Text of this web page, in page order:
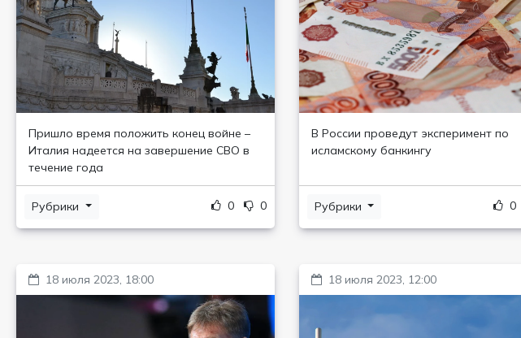
Пришло время положить конец войне –
Италия надеется на завершение СВО в
течение года
Рубрики 0 0
В России проведут эксперимент по
исламскому банкингу
Рубрики 0
18 июля 2023, 18:00 18 июля 2023, 12:00